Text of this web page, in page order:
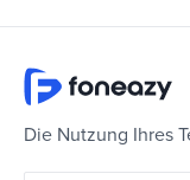
Die Nutzung Ihres